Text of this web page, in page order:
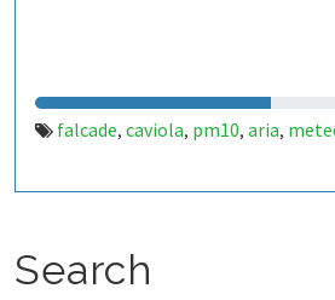
falcade, caviola, pm10, aria,
Search